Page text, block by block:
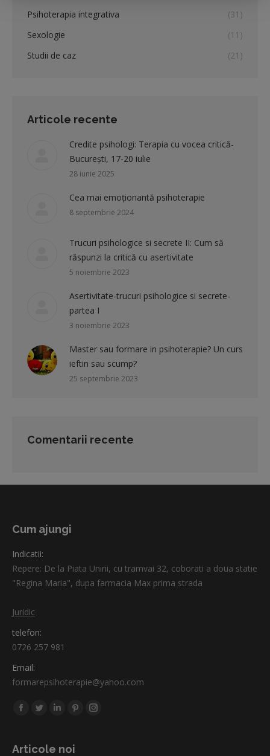
Psihoterapia integrativa
(31)
Sexologie
(11)
Studii de caz
(21)
Articole recente
Credite psihologi: Terapia cu vocea critică-
București, 17-20 iulie
28 iunie 2025
Cea mai emoționantă psihoterapie
8 septembrie 2024
Trucuri psihologice si secrete II: Cum să
răspunzi la critică cu asertivitate
5 noiembrie 2023
Asertivitate-trucuri psihologice si secrete-
partea I
3 noiembrie 2023
Master sau formare in psihoterapie? Un curs
ieftin sau scump?
25 septembrie 2023
Comentarii recente
Cum ajungi
Indicatii:
Repere: De la Piata Unirii, cu tramvai 32, coborati a doua statie
"Regina Maria", dupa farmacia Max prima strada
Juridic
telefon:
0726 257 981
Email:
formarepsihoterapie@yahoo.com
Find us on:
Facebook
opens
Twitter
opens
Linkedin
opens
Pinterest
opens
Instagram
Articole noi